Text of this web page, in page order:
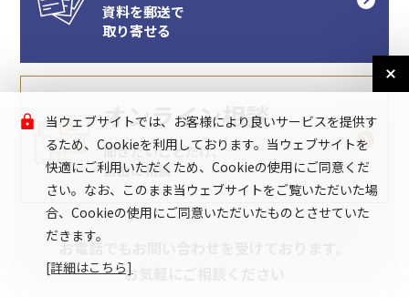
資料を郵送で
取り寄せる
オンライン相談
聞きたいことだけ、
自由に相談
お電話でもお問い合わせを受けております。
お気軽にご相談ください
当ウェブサイトでは、お客様により良いサービスを提供す
るため、Cookieを利用しております。当ウェブサイトを
快適にご利用いただくため、Cookieの使用にご同意くだ
さい。なお、このまま当ウェブサイトをご覧いただいた場
合、Cookieの使用にご同意いただいたものとさせていた
だきます。
[詳細はこちら]